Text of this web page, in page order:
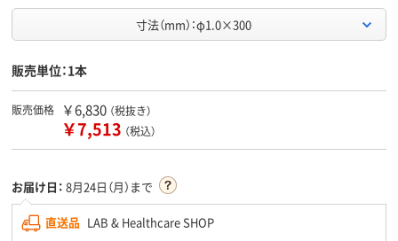
寸法（mm）：φ1.0×300
販売単位：1本
販売価格 ￥6,830 （税抜き）
￥7,513 （税込）
お届け日： 8月24日（月）まで
直送品 LAB & Healthcare SHOP